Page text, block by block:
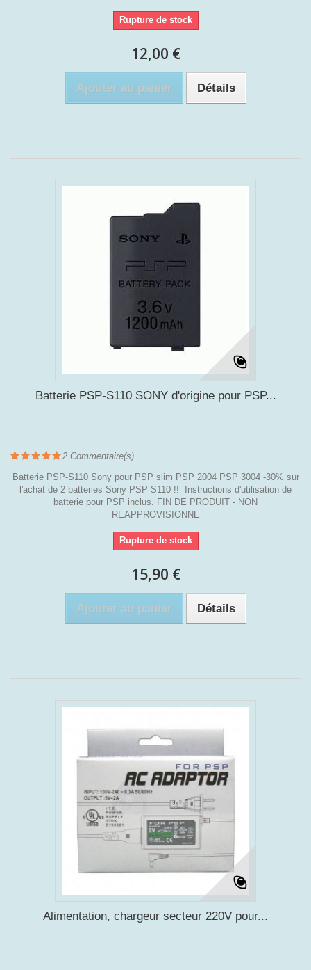
Rupture de stock
12,00 €
Ajouter au panier Détails
Batterie PSP-S110 SONY d'origine pour PSP...
2 Commentaire(s)
Batterie PSP-S110 Sony pour PSP slim PSP 2004 PSP 3004 -30% sur
l'achat de 2 batteries Sony PSP S110 !! Instructions d'utilisation de
batterie pour PSP inclus. FIN DE PRODUIT - NON
REAPPROVISIONNE
Rupture de stock
15,90 €
Ajouter au panier Détails
Alimentation, chargeur secteur 220V pour...